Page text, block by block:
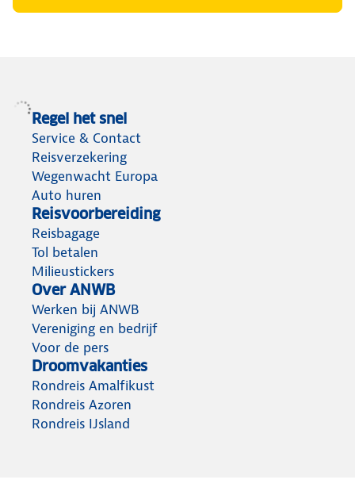
Regel het snel
Service & Contact
Reisverzekering
Wegenwacht Europa
Auto huren
Reisvoorbereiding
Reisbagage
Tol betalen
Milieustickers
Over ANWB
Werken bij ANWB
Vereniging en bedrijf
Voor de pers
Droomvakanties
Rondreis Amalfikust
Rondreis Azoren
Rondreis IJsland